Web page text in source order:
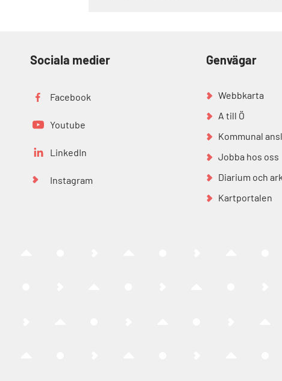
Sociala medier
Facebook
Youtube
LinkedIn
Instagram
Genvägar
Webbkarta
A till Ö
Kommunal
Jobba hos oss
Diarium och
Kartportalen